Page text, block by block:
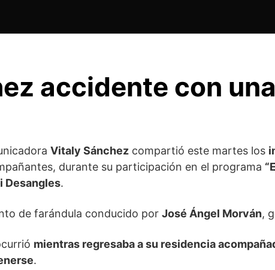
accidente con
Vitaly Sánchez compartió este martes los
durante su participación en el programa
Desangles.
de farándula conducido por José Ángel Morván,
mientras regresaba a su residencia
.